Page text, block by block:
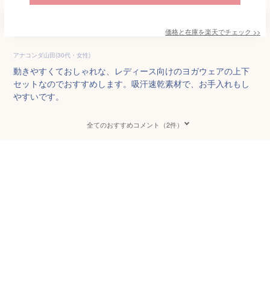
価格と在庫を楽天でチェック >>
アナコンダ山田(30代・女性)
動きやすくておしゃれな、レディース向けのヨガウェアの上下
セットなのでおすすめします。吸汗速乾素材で、お手入れもし
やすいです。
全てのおすすめコメント（2件）